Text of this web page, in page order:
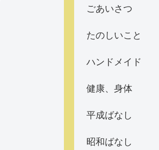
ごあいさつ
たのしいこと
ハンドメイド
健康、身体
平成ばなし
昭和ばなし